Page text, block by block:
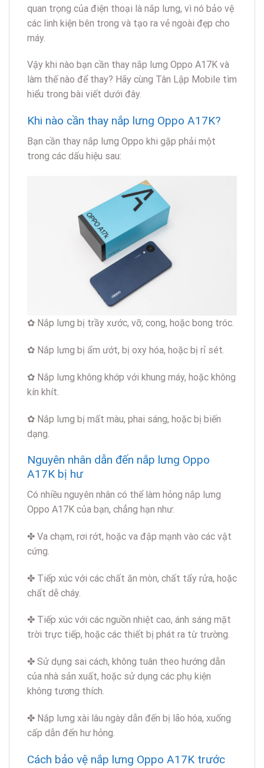
quan trọng của điện thoại là nắp lưng, vì nó bảo vệ
các linh kiện bên trong và tạo ra vẻ ngoài đẹp cho
máy.
Vậy khi nào bạn cần thay nắp lưng Oppo A17K và
làm thế nào để thay? Hãy cùng Tân Lập Mobile tìm
hiểu trong bài viết dưới đây.
Khi nào cần thay nắp lưng Oppo A17K?
Bạn cần thay nắp lưng Oppo khi gặp phải một
trong các dấu hiệu sau:
✿ Nắp lưng bị trầy xước, vỡ, cong, hoặc bong tróc.
✿ Nắp lưng bị ẩm ướt, bị oxy hóa, hoặc bị rỉ sét.
✿ Nắp lưng không khớp với khung máy, hoặc không
kín khít.
✿ Nắp lưng bị mất màu, phai sáng, hoặc bị biến
dạng.
Nguyên nhân dẫn đến nắp lưng Oppo
A17K bị hư
Có nhiều nguyên nhân có thể làm hỏng nắp lưng
Oppo A17K của bạn, chẳng hạn như:
✤ Va chạm, rơi rớt, hoặc va đập mạnh vào các vật
cứng.
✤ Tiếp xúc với các chất ăn mòn, chất tẩy rửa, hoặc
chất dễ cháy.
✤ Tiếp xúc với các nguồn nhiệt cao, ánh sáng mặt
trời trực tiếp, hoặc các thiết bị phát ra từ trường.
✤ Sử dụng sai cách, không tuân theo hướng dẫn
của nhà sản xuất, hoặc sử dụng các phụ kiện
không tương thích.
✤ Nắp lưng xài lâu ngày dẫn đến bị lão hóa, xuống
cấp dẫn đến hư hỏng.
Cách bảo vệ nắp lưng Oppo A17K trước